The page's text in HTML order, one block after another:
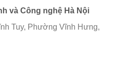
và Công nghệ Hà Nội
Tuy, Phường Vĩnh Hưng,